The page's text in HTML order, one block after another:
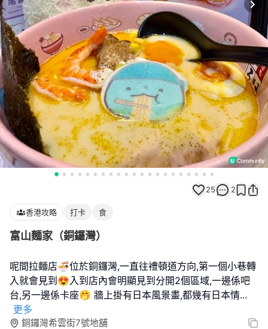
25 2
香港攻略 打卡 食
富山麵家（銅鑼灣）
呢間拉麵店🍜位於銅鑼灣,一直往禮頓道方向,第一個小巷轉
入就會見到😍入到店內會明顯見到分開2個區域,一邊係吧
台,另一邊係卡座🤭 牆上掛有日本風景畫,都幾有日本情...
更多
銅鑼灣希雲街7號地舖